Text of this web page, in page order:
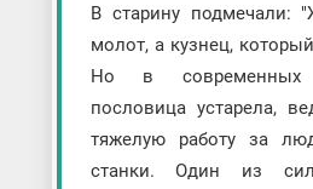
В старину подмечали:
молот, а кузнец,
Но в современных
пословица устарела,
тяжелую работу за
станки. Один из